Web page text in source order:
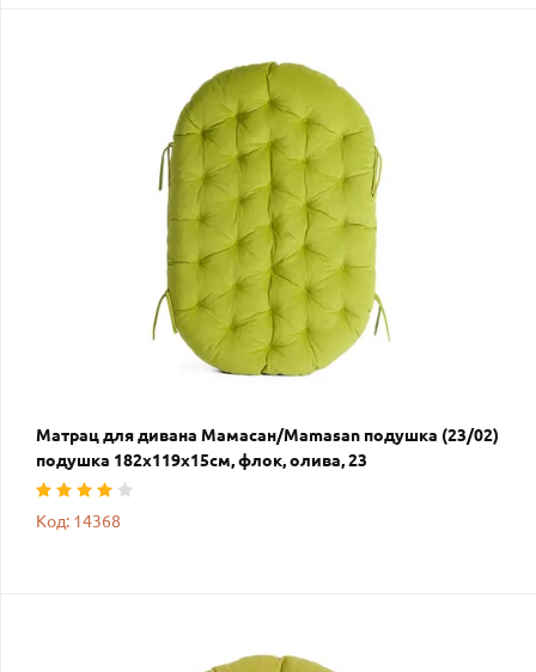
Матрац для дивана Мамасан/Mamasan подушка (23/02)
подушка 182х119х15см, флок, олива, 23
Код: 14368